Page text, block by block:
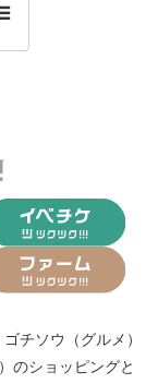
ゴチソウ（グルメ）
のショッピングと